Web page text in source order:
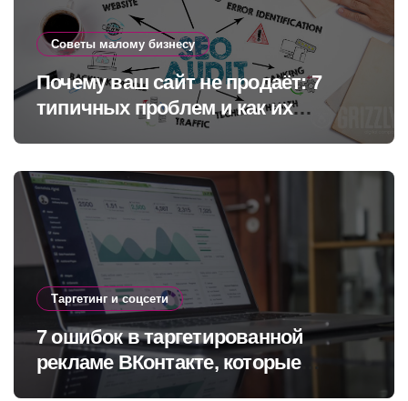
Советы малому бизнесу
Почему ваш сайт не продаёт: 7
типичных проблем и как их
Таргетинг и соцсети
7 ошибок в таргетированной
рекламе ВКонтакте, которые
сливают бюджет